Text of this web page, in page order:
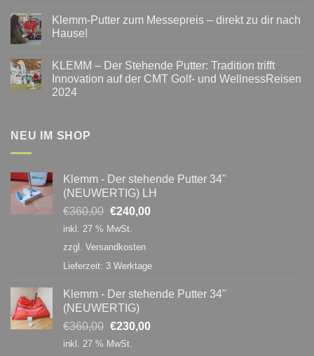
zu
Mentale
Stärke
im
Golf
–
Wie
Haltung
dein
Klemm-Putter zum Messepreis – direkt zu dir nach
Hause!
zu
Klemm-
Putter
zum
zu
dir
KLEMM – Der Stehende Putter: Tradition trifft
Innovation auf der CMT Golf- und WellnessReisen
2024
KLEMM
Tradition
trifft
Innovation
der
CMT
Golf-
WellnessReisen
2024
NEU IM SHOP
Klemm - Der stehende Putter 34"
(NEUWERTIG) LH
€360,00 Ursprünglicher
Preis
€240,00Aktueller
inkl. 27 % MwSt.
zzgl. Versandkosten
Lieferzeit: 3 Werktage
Klemm - Der stehende Putter 34"
(NEUWERTIG)
€360,00 Ursprünglicher
Preis
€230,00Aktueller
inkl. 27 % MwSt.